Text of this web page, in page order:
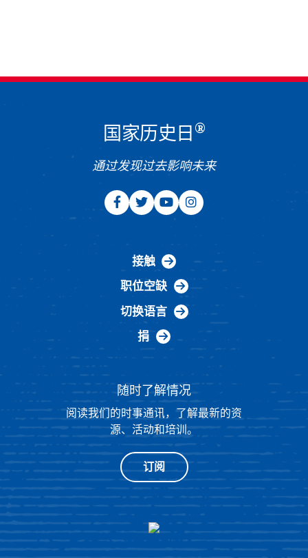
国家历史日 ®
通过发现过去影响未来
接触
职位空缺
切换语言
捐
随时了解情况
阅读我们的时事通讯，了解最新的资
源、活动和培训。
订阅